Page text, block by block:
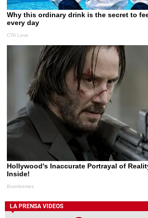
LA PRENSA VIDEOS